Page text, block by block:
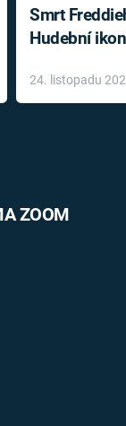
Smrt
Hudební
léky
24. listopadu
ZOOM